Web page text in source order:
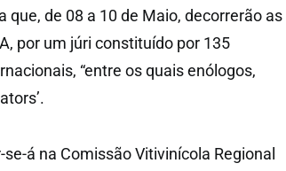
de 08 a 10 de Maio, decorrerão as
por um júri constituído por 135
“entre os quais enólogos,
á na Comissão Vitivinícola Regional